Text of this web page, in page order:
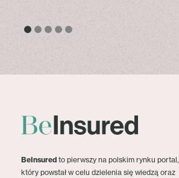
BeInsured to pierwszy na polskim rynku portal,
który powstał w celu dzielenia się wiedzą oraz